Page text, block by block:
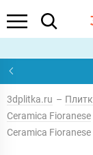
3dplitka.ru –
Ceramica Fioranese
Ceramica